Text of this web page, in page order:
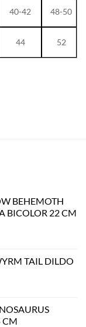
40-42 48-50
44 52
BEHEMOTH
BICOLOR 22 CM
TAIL DILDO
CM